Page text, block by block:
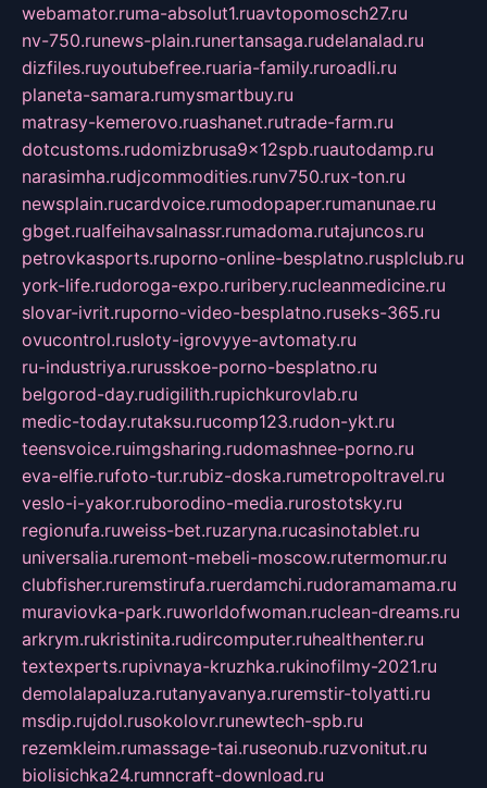
webamator.ruma-absolut1.ruavtopomosch27.ru
nv-750.runews-plain.runertansaga.rudelanalad.ru
dizfiles.ruyoutubefree.ruaria-family.ruroadli.ru
planeta-samara.rumysmartbuy.ru
matrasy-kemerovo.ruashanet.rutrade-farm.ru
dotcustoms.rudomizbrusa9x12spb.ruautodamp.ru
narasimha.rudjcommodities.runv750.rux-ton.ru
newsplain.rucardvoice.rumodopaper.rumanunae.ru
gbget.rualfeihavsalnassr.rumadoma.rutajuncos.ru
petrovkasports.ruporno-online-besplatno.rusplclub.ru
york-life.rudoroga-expo.ruribery.rucleanmedicine.ru
slovar-ivrit.ruporno-video-besplatno.ruseks-365.ru
ovucontrol.rusloty-igrovyye-avtomaty.ru
ru-industriya.rurusskoe-porno-besplatno.ru
belgorod-day.rudigilith.rupichkurovlab.ru
medic-today.rutaksu.rucomp123.rudon-ykt.ru
teensvoice.ruimgsharing.rudomashnee-porno.ru
eva-elfie.rufoto-tur.rubiz-doska.rumetropoltravel.ru
veslo-i-yakor.ruborodino-media.rurostotsky.ru
regionufa.ruweiss-bet.ruzaryna.rucasinotablet.ru
universalia.ruremont-mebeli-moscow.rutermomur.ru
clubfisher.ruremstirufa.ruerdamchi.rudoramamama.ru
muraviovka-park.ruworldofwoman.ruclean-dreams.ru
arkrym.rukristinita.rudircomputer.ruhealthenter.ru
textexperts.rupivnaya-kruzhka.rukinofilmy-2021.ru
demolalapaluza.rutanyavanya.ruremstir-tolyatti.ru
msdip.rujdol.rusokolovr.runewtech-spb.ru
rezemkleim.rumassage-tai.ruseonub.ruzvonitut.ru
biolisichka24.rumncraft-download.ru